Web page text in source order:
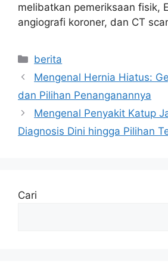
melibatkan pemeriksaan fisik,
angiografi koroner, dan CT
Kategori
berita
Mengenal Hernia Hiatus:
dan Pilihan Penanganannya
Mengenal Penyakit Katup
Diagnosis Dini hingga Pilihan
Cari